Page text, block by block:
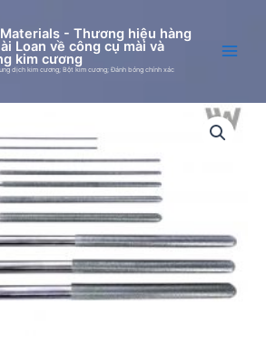
- Thương hiệu hàng
Loan về công cụ mài và
kim cương
dịch kim cương; Bột kim cương; Đánh bóng chính xác